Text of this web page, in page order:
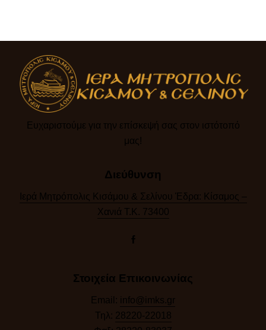
Ευχαριστούμε για την επίσκεψή σας στον ιστότοπό
μας!​
Διεύθυνση
Ιερά Μητρόπολις Κισάμου & Σελίνου Έδρα: Κίσαμος –
Χανιά Τ.Κ. 73400
Στοιχεία Επικοινωνίας
Email: info@imks.gr
Τηλ: 28220-22018